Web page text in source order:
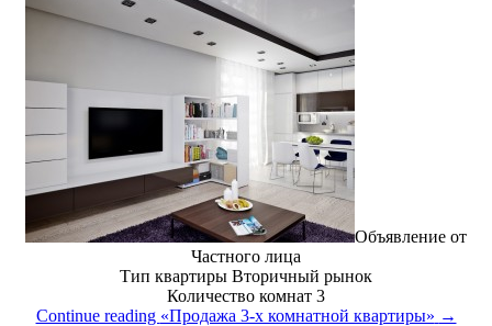
Объявление от
Частного лица
Тип квартиры Вторичный рынок
Количество комнат 3
Continue reading «Продажа 3-х комнатной квартиры» →